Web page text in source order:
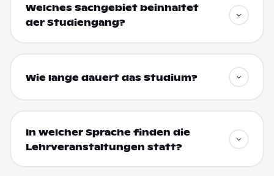
Welches Sachgebiet beinhaltet
der Studiengang?
Wie lange dauert das Studium?
In welcher Sprache finden die
Lehrveranstaltungen statt?